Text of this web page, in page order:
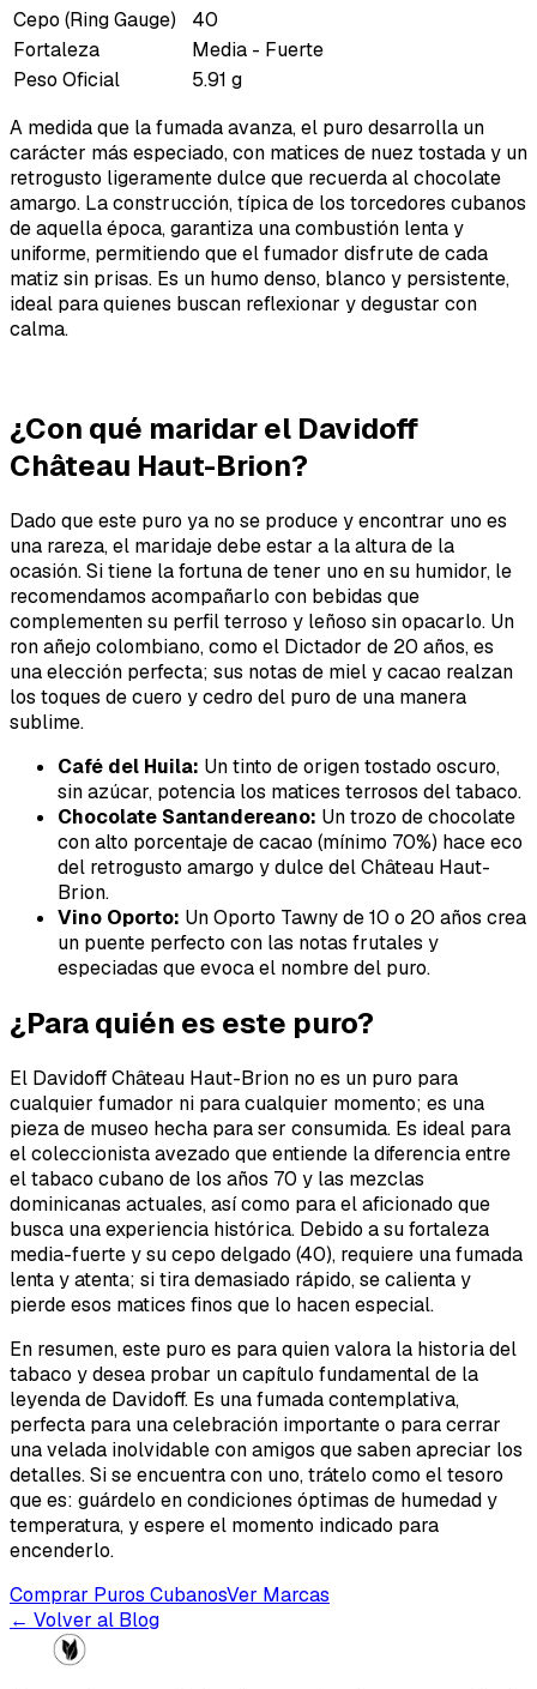
Cepo (Ring Gauge)
40
Fortaleza
Media - Fuerte
Peso Oficial
5.91 g
A medida que la fumada avanza, el puro desarrolla un
carácter más especiado, con matices de nuez tostada y un
retrogusto ligeramente dulce que recuerda al chocolate
amargo. La construcción, típica de los torcedores cubanos
de aquella época, garantiza una combustión lenta y
uniforme, permitiendo que el fumador disfrute de cada
matiz sin prisas. Es un humo denso, blanco y persistente,
ideal para quienes buscan reflexionar y degustar con
calma.
¿Con qué maridar el Davidoff
Château Haut-Brion?
Dado que este puro ya no se produce y encontrar uno es
una rareza, el maridaje debe estar a la altura de la
ocasión. Si tiene la fortuna de tener uno en su humidor, le
recomendamos acompañarlo con bebidas que
complementen su perfil terroso y leñoso sin opacarlo. Un
ron añejo colombiano, como el Dictador de 20 años, es
una elección perfecta; sus notas de miel y cacao realzan
los toques de cuero y cedro del puro de una manera
sublime.
Café del Huila: Un tinto de origen tostado oscuro,
sin azúcar, potencia los matices terrosos del tabaco.
Chocolate Santandereano: Un trozo de chocolate
con alto porcentaje de cacao (mínimo 70%) hace eco
del retrogusto amargo y dulce del Château Haut-
Brion.
Vino Oporto: Un Oporto Tawny de 10 o 20 años crea
un puente perfecto con las notas frutales y
especiadas que evoca el nombre del puro.
¿Para quién es este puro?
El Davidoff Château Haut-Brion no es un puro para
cualquier fumador ni para cualquier momento; es una
pieza de museo hecha para ser consumida. Es ideal para
el coleccionista avezado que entiende la diferencia entre
el tabaco cubano de los años 70 y las mezclas
dominicanas actuales, así como para el aficionado que
busca una experiencia histórica. Debido a su fortaleza
media-fuerte y su cepo delgado (40), requiere una fumada
lenta y atenta; si tira demasiado rápido, se calienta y
pierde esos matices finos que lo hacen especial.
En resumen, este puro es para quien valora la historia del
tabaco y desea probar un capítulo fundamental de la
leyenda de Davidoff. Es una fumada contemplativa,
perfecta para una celebración importante o para cerrar
una velada inolvidable con amigos que saben apreciar los
detalles. Si se encuentra con uno, trátelo como el tesoro
que es: guárdelo en condiciones óptimas de humedad y
temperatura, y espere el momento indicado para
encenderlo.
Comprar Puros CubanosVer Marcas
← Volver al Blog